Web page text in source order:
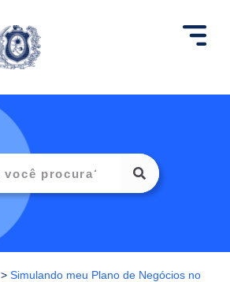
> Simulando meu Plano de Negócios no